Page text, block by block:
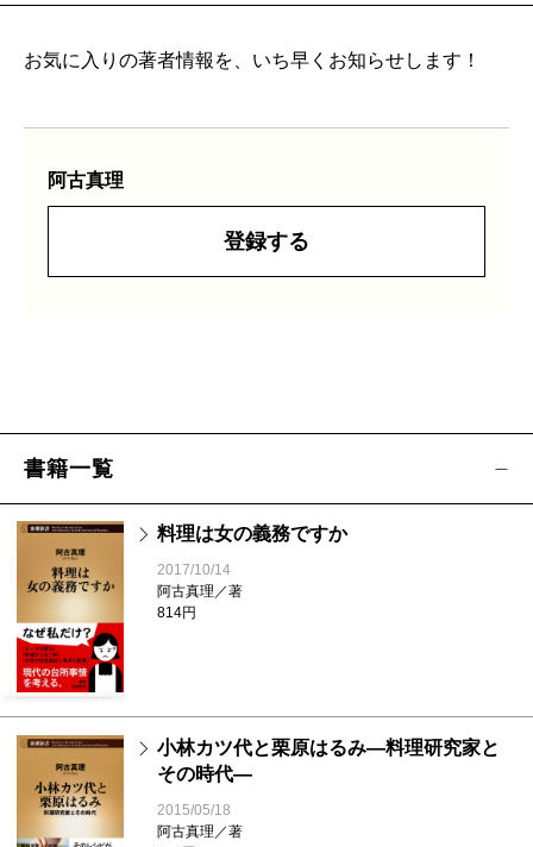
お気に入りの著者情報を、いち早くお知らせします！
阿古真理
登録する
書籍一覧
料理は女の義務ですか
2017/10/14
阿古真理／著
814円
小林カツ代と栗原はるみ―料理研究家と
その時代―
2015/05/18
阿古真理／著